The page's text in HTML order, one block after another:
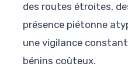
des routes étroites,
présence piétonne
une vigilance
bénins coûteux.